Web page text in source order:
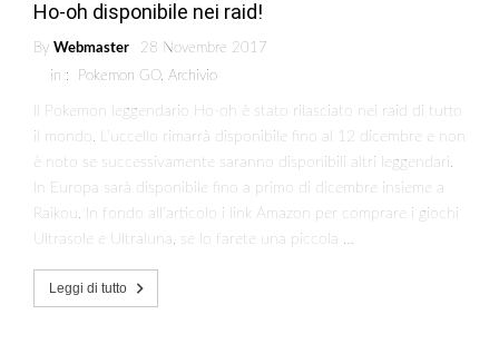
Ho-oh disponibile nei raid!
By Webmaster
28 Novembre 2017
in :
Pokemon GO, Archivio
Il Pokemon leggendario Ho-oh è stato rilasciato nei raid di tutto
il mondo. L’uccello rimarrà disponibile fino al 12 dicembre e non
è noto se successivamente saranno disponibili altri leggendari.
In Europa sarà disponibile fino a primo di dicembre insieme a
Raikou. In fondo all’articolo i link Amazon per comprare i giochi
Ultrasole e Ultraluna, se lo farete una piccola …
Leggi di tutto